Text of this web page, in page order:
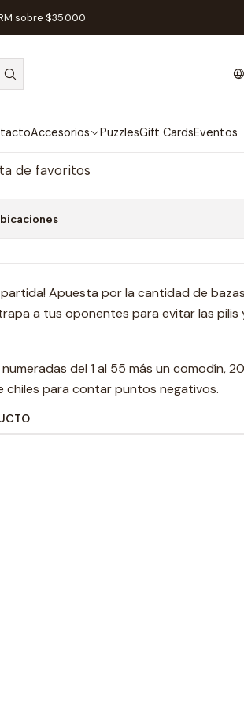
Accesorios PuzzlesGift CardsEventos
sobre $35.000
Agregar al Carro
de favoritos
partida! Apuesta por la cantidad de
a tus oponentes para evitar las pilis
del 1 al 55 más un comodín,
chiles para contar puntos negativos.